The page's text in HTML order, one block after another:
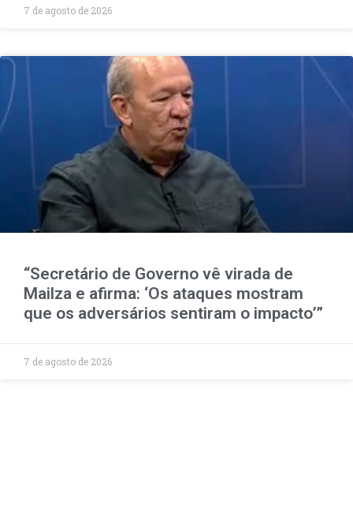
7 de agosto de 2026
“Secretário de Governo vê virada de
Mailza e afirma: ‘Os ataques mostram
que os adversários sentiram o impacto’”
7 de agosto de 2026